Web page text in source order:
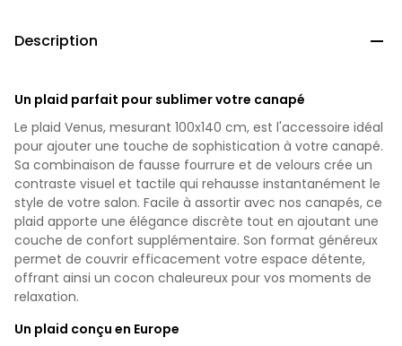
Description 
Un plaid parfait pour sublimer votre canapé
Le plaid Venus, mesurant 100x140 cm, est l'accessoire idéal
pour ajouter une touche de sophistication à votre canapé.
Sa combinaison de fausse fourrure et de velours crée un
contraste visuel et tactile qui rehausse instantanément le
style de votre salon. Facile à assortir avec nos canapés, ce
plaid apporte une élégance discrète tout en ajoutant une
couche de confort supplémentaire. Son format généreux
permet de couvrir efficacement votre espace détente,
offrant ainsi un cocon chaleureux pour vos moments de
relaxation.
Un plaid conçu en Europe